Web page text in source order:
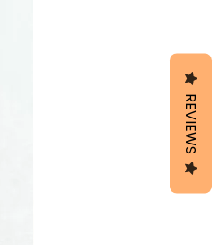
REVIEWS